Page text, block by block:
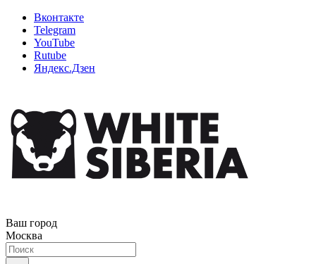
Вконтакте
Telegram
YouTube
Rutube
Яндекс.Дзен
Ваш город
Москва